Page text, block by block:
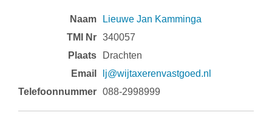
Lieuwe Jan Kamminga
340057
Drachten
lj@wijtaxerenvastgoed.nl
088-2998999